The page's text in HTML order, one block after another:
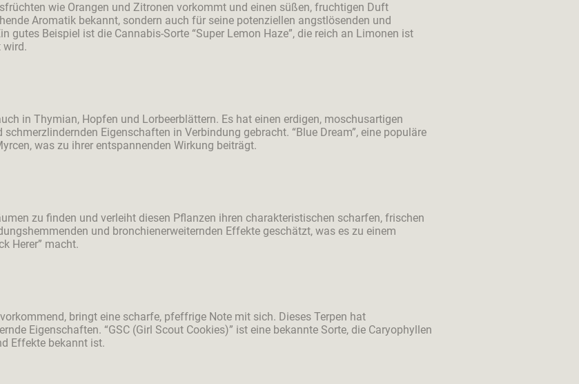
wie Orangen und Zitronen vorkommt und einen süßen, fruchtigen Duft
Aromatik bekannt, sondern auch für seine potenziellen angstlösenden und
gutes Beispiel ist die Cannabis-Sorte “Super Lemon Haze”, die reich an Limonen ist
wird.
in Thymian, Hopfen und Lorbeerblättern. Es hat einen erdigen, moschusartigen
Eigenschaften in Verbindung gebracht. “Blue Dream”, eine populäre
was zu ihrer entspannenden Wirkung beiträgt.
zu finden und verleiht diesen Pflanzen ihren charakteristischen scharfen, frischen
und bronchienerweiternden Effekte geschätzt, was es zu einem
Herer” macht.
bringt eine scharfe, pfeffrige Note mit sich. Dieses Terpen hat
Eigenschaften. “GSC (Girl Scout Cookies)” ist eine bekannte Sorte, die Caryophyllen
Effekte bekannt ist.